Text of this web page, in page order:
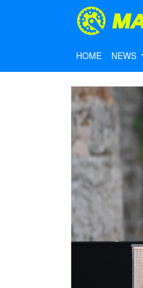
HOME NEWS